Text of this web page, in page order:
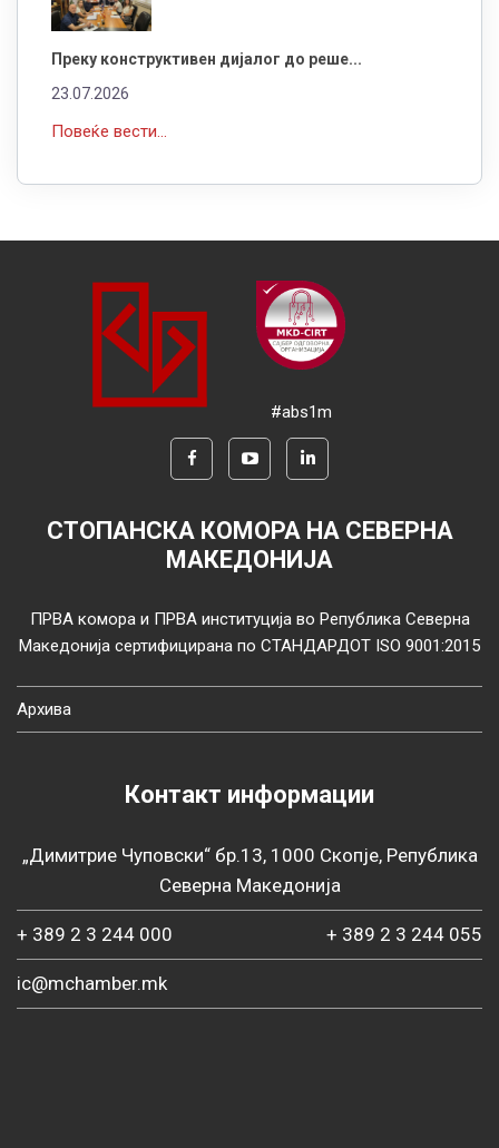
Преку конструктивен дијалог до реше...
23.07.2026
Повеќе вести...
#abs1m
СТОПАНСКА КОМОРА НА СЕВЕРНА
МАКЕДОНИЈА
ПРВА комора и ПРВА институција во Република Северна
Македонија сертифицирана по СТАНДАРДОТ ISO 9001:2015
Архива
Контакт информации
„Димитрие Чуповски“ бр.13, 1000 Скопје, Република
Северна Македонија
+ 389 2 3 244 000 + 389 2 3 244 055
ic@mchamber.mk